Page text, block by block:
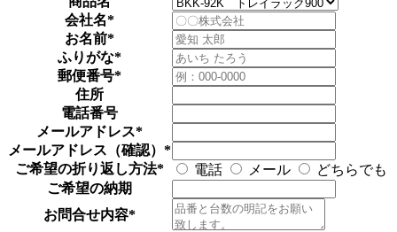
会社名*
お名前*
ふりがな*
郵便番号*
住所
電話番号
メールアドレス*
メールアドレス（確認） *
ご希望の折り返し方法* 電話 メール
どちらでも
ご希望の納期
お問合せ内容*